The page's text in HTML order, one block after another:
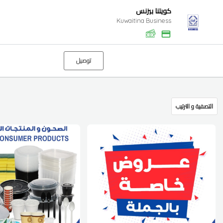
كويتنا بيزنس
Kuwaitina Business
توصيل
التصفية و الترتيب